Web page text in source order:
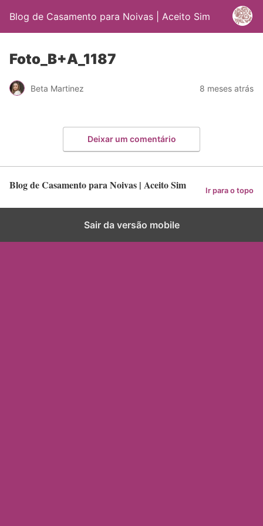
Blog de Casamento para Noivas | Aceito Sim
Foto_B+A_1187
Beta Martinez 8 meses atrás
Deixar um comentário
Blog de Casamento para Noivas | Aceito Sim Ir para o topo
Sair da versão mobile